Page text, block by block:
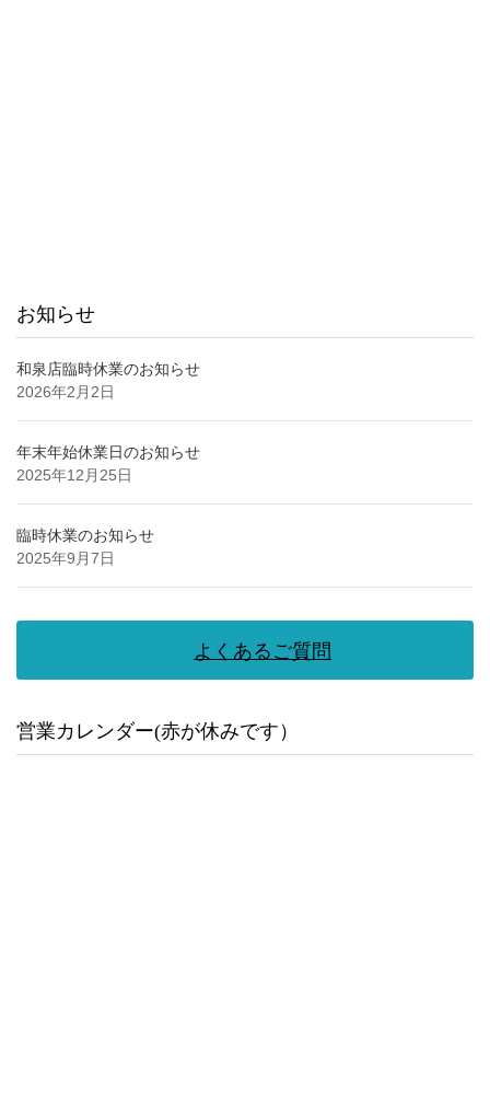
お知らせ
和泉店臨時休業のお知らせ
2026年2月2日
年末年始休業日のお知らせ
2025年12月25日
臨時休業のお知らせ
2025年9月7日
よくあるご質問
営業カレンダー(赤が休みです）